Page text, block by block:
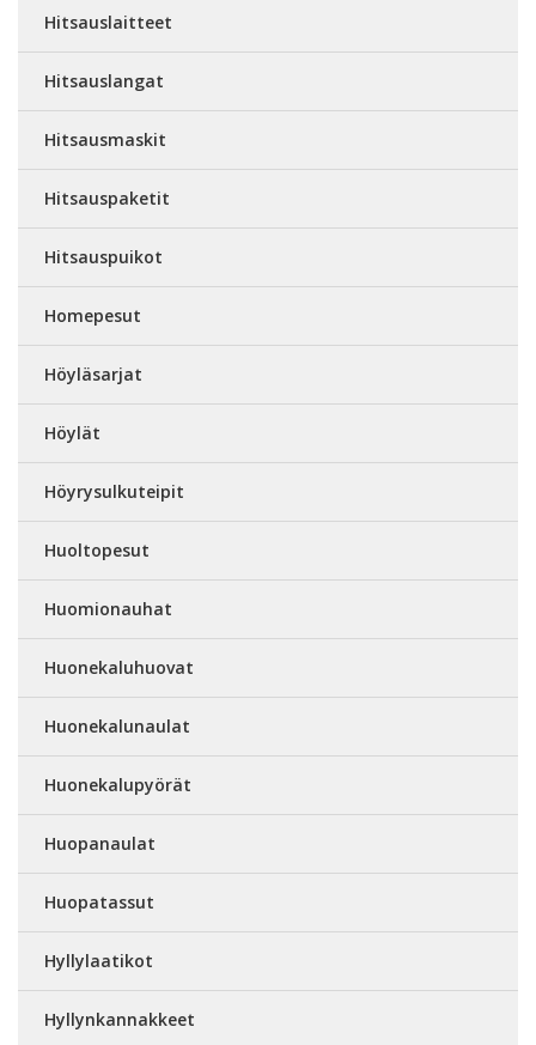
Hitsauslaitteet
Hitsauslangat
Hitsausmaskit
Hitsauspaketit
Hitsauspuikot
Homepesut
Höyläsarjat
Höylät
Höyrysulkuteipit
Huoltopesut
Huomionauhat
Huonekaluhuovat
Huonekalunaulat
Huonekalupyörät
Huopanaulat
Huopatassut
Hyllylaatikot
Hyllynkannakkeet